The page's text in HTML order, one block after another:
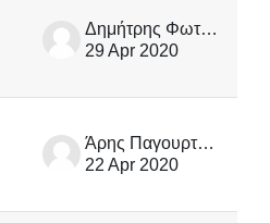
Δημήτρης Φωτάκης
29 Apr 2020
Άρης Παγουρτζής
22 Apr 2020